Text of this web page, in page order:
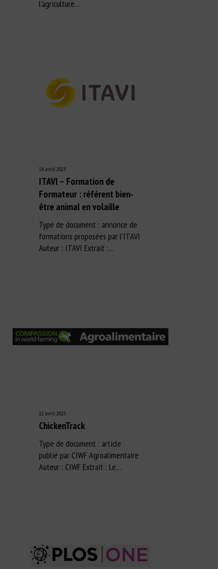
l'agriculture…
14 avril 2025
ITAVI – Formation de
Formateur : référent bien-
être animal en volaille
Type de document : annonce de
formations proposées par l'ITAVI
Auteur : ITAVI Extrait :…
11 avril 2025
ChickenTrack
Type de document : article
publié par CIWF Agroalimentaire
Auteur : CIWF Extrait : Le…